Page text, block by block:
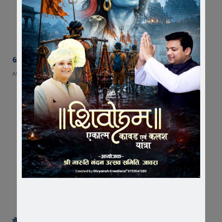
65 हजार रुपए भाड़ा न देने का आरोप, ट्रक चालक ने एसडीएम को सौंपा ज्ञापन
AUGUST 5, 2026